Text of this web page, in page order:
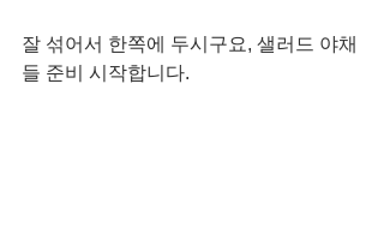
잘 섞어서 한쪽에 두시구요, 샐러드 야채
들 준비 시작합니다.